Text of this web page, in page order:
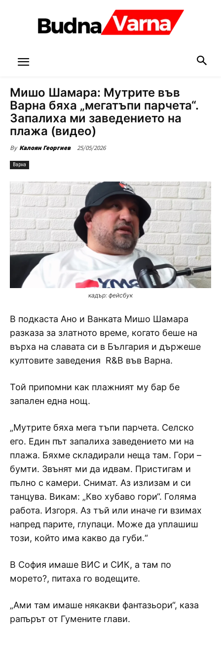
Мишо Шамара: Мутрите във
Варна бяха „мегатъпи парчета“.
Запалиха ми заведението на
плажа (видео)
By Калоян Георгиев 25/05/2026
Варна
кадър: фейсбук
В подкаста Ано и Ванката Мишо Шамара
разказа за златното време, когато беше на
върха на славата си в България и държеше
култовите заведения R&B във Варна.
Той припомни как плажният му бар бе
запален една нощ.
„Мутрите бяха мега тъпи парчета. Селско
его. Един път запалиха заведението ми на
плажа. Бяхме складирали неща там. Гори –
бумти. Звънят ми да идвам. Пристигам и
пълно с камери. Снимат. Аз излизам и си
танцува. Викам: „Кво хубаво гори“. Голяма
работа. Изгоря. Аз тъй или иначе ги взимах
напред парите, глупаци. Може да уплашиш
този, който има какво да губи.“
В София имаше ВИС и СИК, а там по
морето?, питаха го водещите.
„Ами там имаше някакви фантазьори“, каза
рапърът от Гумените глави.